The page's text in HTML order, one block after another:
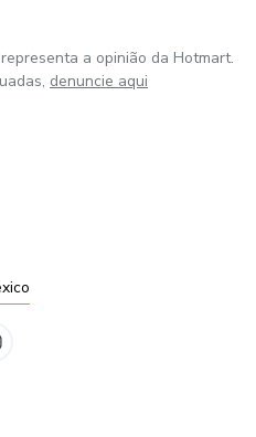
a opinião da Hotmart.
denuncie aqui